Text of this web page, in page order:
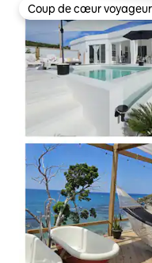
Coup de cœur
Coup de cœur